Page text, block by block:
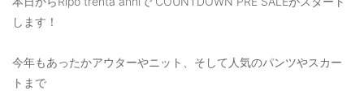
ご利用ガイド
ご利用規約
します！
今年もあったかアウターやニット、そして人気のパンツやスカー
トまで